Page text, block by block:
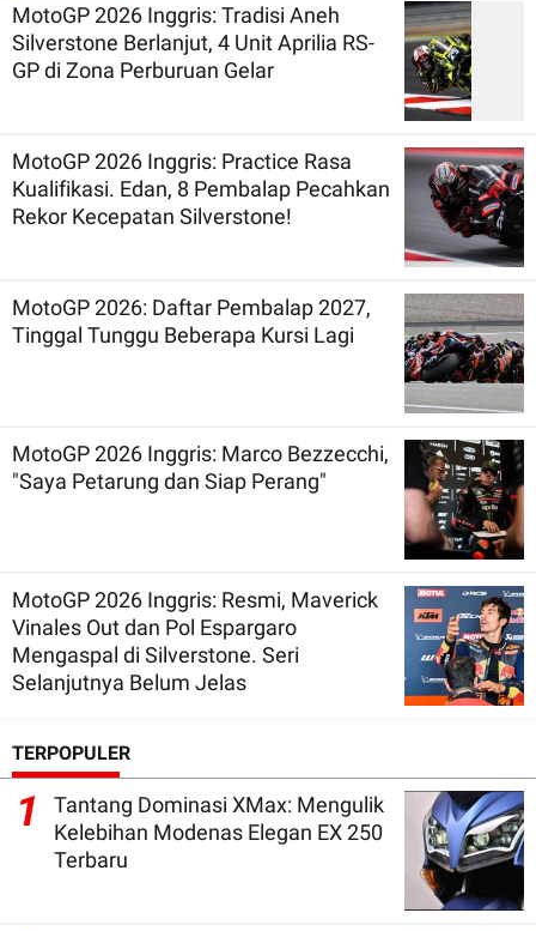
MotoGP 2026 Inggris: Tradisi Aneh
Silverstone Berlanjut, 4 Unit Aprilia RS-
GP di Zona Perburuan Gelar
MotoGP 2026 Inggris: Practice Rasa
Kualifikasi. Edan, 8 Pembalap Pecahkan
Rekor Kecepatan Silverstone!
MotoGP 2026: Daftar Pembalap 2027,
Tinggal Tunggu Beberapa Kursi Lagi
MotoGP 2026 Inggris: Marco Bezzecchi,
"Saya Petarung dan Siap Perang"
MotoGP 2026 Inggris: Resmi, Maverick
Vinales Out dan Pol Espargaro
Mengaspal di Silverstone. Seri
Selanjutnya Belum Jelas
TERPOPULER
1
Tantang Dominasi XMax: Mengulik
Kelebihan Modenas Elegan EX 250
Terbaru